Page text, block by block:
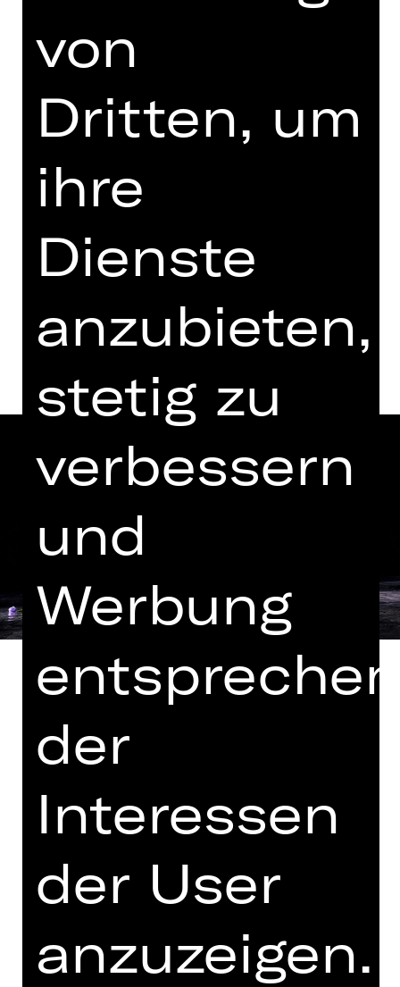
19.30 - 22.10 Uhr
mit einer Pause
Vorstellung
19.00 Uhr Einführung
Abo A SH
Termine in aktueller Spielzeit
Termine und Besetzung
Zwei Freunde, eine Sehnsucht: Jack
führt auf dem Land ein vorbildliches
Leben als Vormund seiner Ziehtochter
Cecily. In der Stadt allerdings geht er
seinem Vergnügen nach – und
erfindet dafür einen Bruder namens
Ernst, als der er sich dort kurzerhand
ausgibt. Sein Freund Algernon
dem nächsten ausschweifenden
Abenteuer, erfindet einen kranken
von
Dritten, um
ihre
Dienste
anzubieten,
stetig zu
verbessern
und
Werbung
der
Interessen
der User
anzuzeigen.